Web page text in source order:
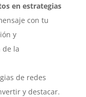
en estrategias
con tu
y
de la
de redes
y destacar.